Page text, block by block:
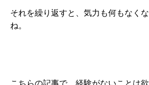
それを繰り返すと、気力も何もなく
ね。
こちらの記事で、経験がないことは